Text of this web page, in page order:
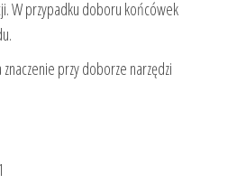
W przypadku doboru końcówek
przy doborze narzędzi